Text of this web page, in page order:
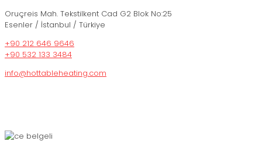
Oruçreis Mah. Tekstilkent Cad G2 Blok No:25
Esenler / İstanbul / Türkiye
+90 212 646 9646
+90 532 133 3484
info@hottableheating.com